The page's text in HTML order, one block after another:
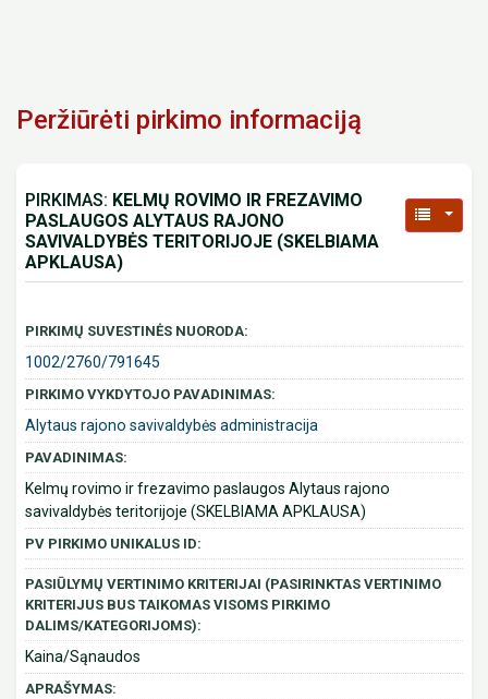
Peržiūrėti pirkimo informaciją
PIRKIMAS: KELMŲ ROVIMO IR FREZAVIMO
PASLAUGOS ALYTAUS RAJONO
SAVIVALDYBĖS TERITORIJOJE (SKELBIAMA
APKLAUSA)
PIRKIMŲ SUVESTINĖS NUORODA:
1002/2760/791645
PIRKIMO VYKDYTOJO PAVADINIMAS:
Alytaus rajono savivaldybės administracija
PAVADINIMAS:
Kelmų rovimo ir frezavimo paslaugos Alytaus rajono
savivaldybės teritorijoje (SKELBIAMA APKLAUSA)
PV PIRKIMO UNIKALUS ID:
PASIŪLYMŲ VERTINIMO KRITERIJAI (PASIRINKTAS VERTINIMO
KRITERIJUS BUS TAIKOMAS VISOMS PIRKIMO
DALIMS/KATEGORIJOMS):
Kaina/Sąnaudos
APRAŠYMAS: